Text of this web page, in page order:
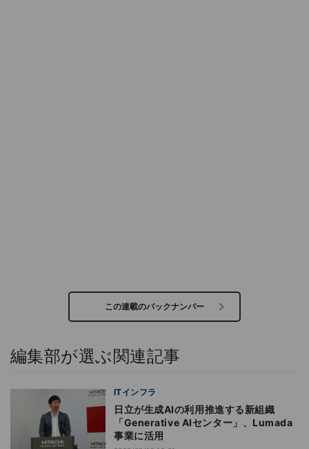
この連載のバックナンバー
編集部が選ぶ関連記事
ITインフラ
日立が生成AIの利用推進する新組織
「Generative AIセンター」、Lumada
事業に活用